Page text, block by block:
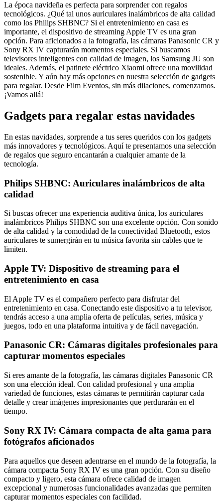
La época navideña es perfecta para sorprender con regalos
tecnológicos. ¿Qué tal unos auriculares inalámbricos de alta calidad
como los Philips SHBNC? Si el entretenimiento en casa es
importante, el dispositivo de streaming Apple TV es una gran
opción. Para aficionados a la fotografía, las cámaras Panasonic CR y
Sony RX IV capturarán momentos especiales. Si buscamos
televisores inteligentes con calidad de imagen, los Samsung JU son
ideales. Además, el patinete eléctrico Xiaomi ofrece una movilidad
sostenible. Y aún hay más opciones en nuestra selección de gadgets
para regalar. Desde Film Eventos, sin más dilaciones, comenzamos.
¡Vamos allá!
Gadgets para regalar estas navidades
En estas navidades, sorprende a tus seres queridos con los gadgets
más innovadores y tecnológicos. Aquí te presentamos una selección
de regalos que seguro encantarán a cualquier amante de la
tecnología.
Philips SHBNC: Auriculares inalámbricos de alta
calidad
Si buscas ofrecer una experiencia auditiva única, los auriculares
inalámbricos Philips SHBNC son una excelente opción. Con sonido
de alta calidad y la comodidad de la conectividad Bluetooth, estos
auriculares te sumergirán en tu música favorita sin cables que te
limiten.
Apple TV: Dispositivo de streaming para el
entretenimiento en casa
El Apple TV es el compañero perfecto para disfrutar del
entretenimiento en casa. Conectando este dispositivo a tu televisor,
tendrás acceso a una amplia oferta de películas, series, música y
juegos, todo en una plataforma intuitiva y de fácil navegación.
Panasonic CR: Cámaras digitales profesionales para
capturar momentos especiales
Si eres amante de la fotografía, las cámaras digitales Panasonic CR
son una elección ideal. Con calidad profesional y una amplia
variedad de funciones, estas cámaras te permitirán capturar cada
detalle y crear imágenes impresionantes que perdurarán en el
tiempo.
Sony RX IV: Cámara compacta de alta gama para
fotógrafos aficionados
Para aquellos que deseen adentrarse en el mundo de la fotografía, la
cámara compacta Sony RX IV es una gran opción. Con su diseño
compacto y ligero, esta cámara ofrece calidad de imagen
excepcional y numerosas funcionalidades avanzadas que permiten
capturar momentos especiales con facilidad.